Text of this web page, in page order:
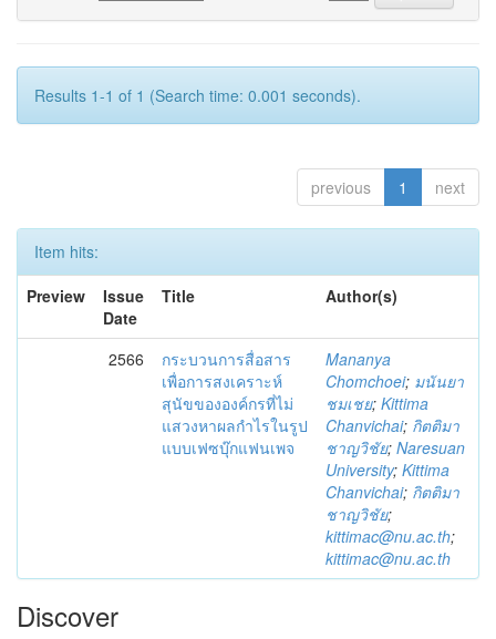
Results 1-1 of 1 (Search time: 0.001 seconds).
previous 1 next
Item hits:
Preview
Issue
Date
Title Author(s)
2566
กระบวนการสื่อสาร
เพื่อการสงเคราะห์
สุนัขขององค์กรที่ไม่
แสวงหาผลกำไรในรูป
แบบเฟซบุ๊กแฟนเพจ
Mananya
Chomchoei; มนันยา
ชมเชย; Kittima
Chanvichai; กิตติมา
ชาญวิชัย; Naresuan
University; Kittima
Chanvichai; กิตติมา
ชาญวิชัย;
kittimac@nu.ac.th;
kittimac@nu.ac.th
Discover